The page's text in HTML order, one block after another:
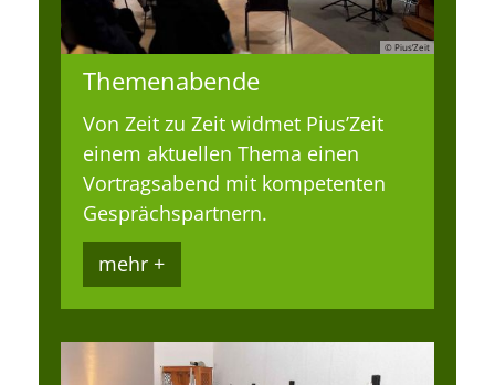
© Pius’Zeit
Themenabende
Von Zeit zu Zeit widmet Pius’Zeit
einem aktuellen Thema einen
Vortragsabend mit kompetenten
Gesprächspartnern.
mehr +